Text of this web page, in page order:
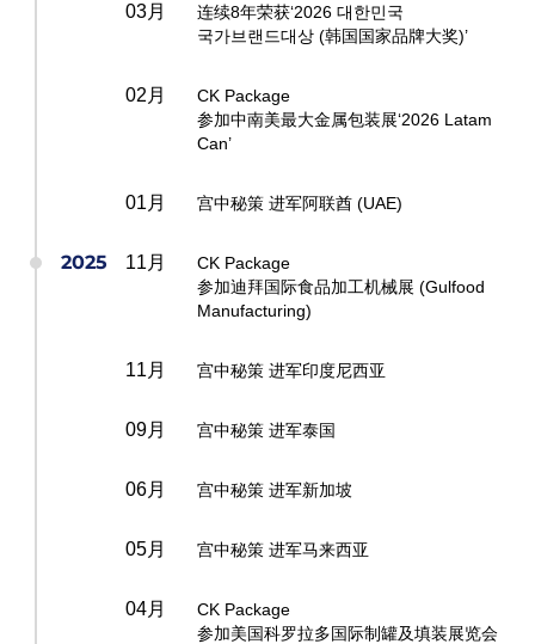
03月
连续8年荣获‘2026 대한민국
국가브랜드대상 (韩国国家品牌大奖)’
02月
CK Package
参加中南美最大金属包装展‘2026 Latam
Can’
01月 宫中秘策 进军阿联酋 (UAE)
2025 11月
CK Package
参加迪拜国际食品加工机械展 (Gulfood
Manufacturing)
11月 宫中秘策 进军印度尼西亚
09月 宫中秘策 进军泰国
06月 宫中秘策 进军新加坡
05月 宫中秘策 进军马来西亚
04月
CK Package
参加美国科罗拉多国际制罐及填装展览会